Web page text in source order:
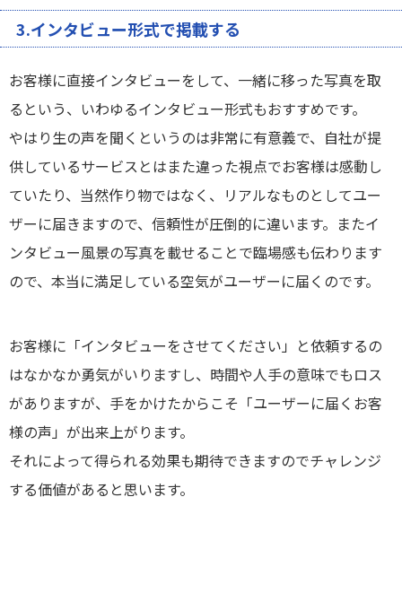
3.インタビュー形式で掲載する
お客様に直接インタビューをして、一緒に移った写真を取
るという、いわゆるインタビュー形式もおすすめです。
やはり生の声を聞くというのは非常に有意義で、自社が提
供しているサービスとはまた違った視点でお客様は感動し
ていたり、当然作り物ではなく、リアルなものとしてユー
ザーに届きますので、信頼性が圧倒的に違います。またイ
ンタビュー風景の写真を載せることで臨場感も伝わります
ので、本当に満足している空気がユーザーに届くのです。
お客様に「インタビューをさせてください」と依頼するの
はなかなか勇気がいりますし、時間や人手の意味でもロス
がありますが、手をかけたからこそ「ユーザーに届くお客
様の声」が出来上がります。
それによって得られる効果も期待できますのでチャレンジ
する価値があると思います。